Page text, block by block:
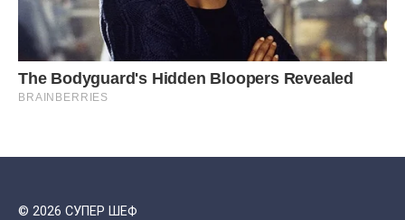
© 2026 СУПЕР ШЕФ